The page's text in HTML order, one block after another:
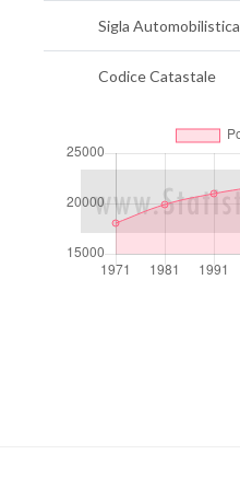
Sigla Automobilistica
Codice Catastale